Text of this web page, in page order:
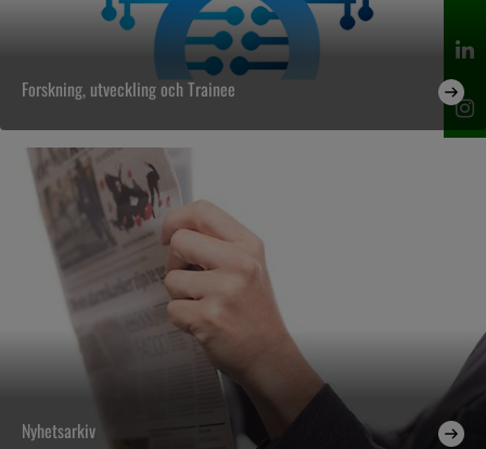
Forskning, utveckling och Trainee
Nyhetsarkiv